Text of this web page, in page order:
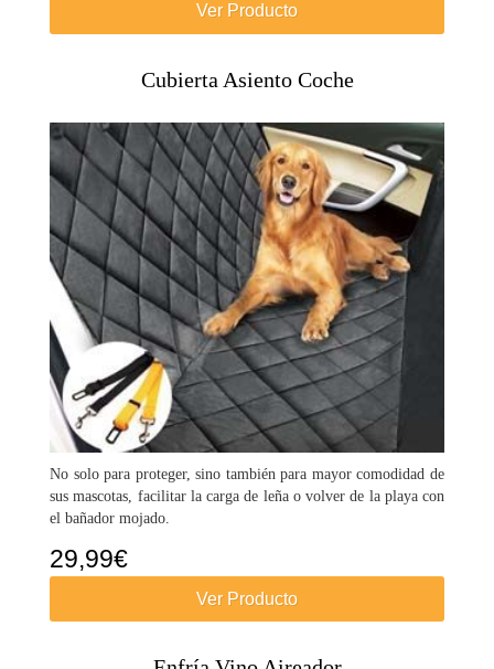
Ver Producto
Cubierta Asiento Coche
No solo para proteger, sino también para mayor comodidad de
sus mascotas, facilitar la carga de leña o volver de la playa con
el bañador mojado.
29,99€
Ver Producto